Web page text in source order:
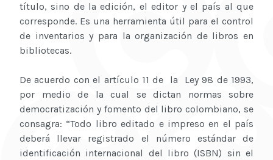
título, sino de la edición, el editor y el país al que
corresponde. Es una herramienta útil para el control
de inventarios y para la organización de libros en
bibliotecas.
De acuerdo con el artículo 11 de la Ley 98 de 1993,
por medio de la cual se dictan normas sobre
democratización y fomento del libro colombiano, se
consagra: “Todo libro editado e impreso en el país
deberá llevar registrado el número estándar de
identificación internacional del libro (ISBN) sin el